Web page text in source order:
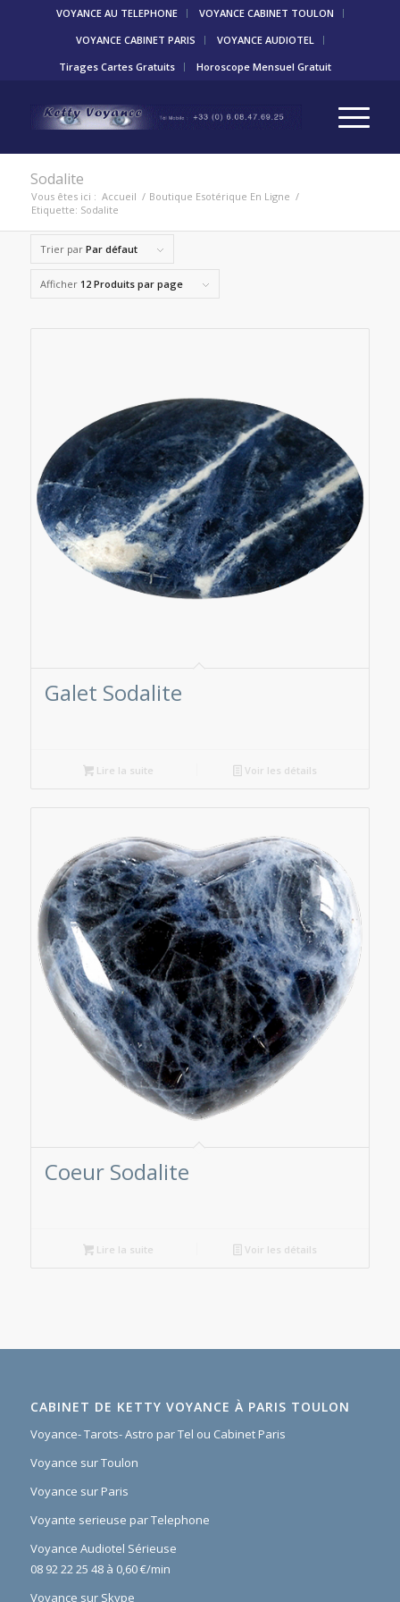
VOYANCE AU TELEPHONE
VOYANCE CABINET TOULON
VOYANCE CABINET PARIS
VOYANCE AUDIOTEL
Tirages Cartes Gratuits
Horoscope Mensuel Gratuit
Sodalite
Vous êtes ici : Accueil / Boutique Esotérique En Ligne /
Etiquette: Sodalite
Trier par Par défaut
Afficher 12 Produits par page
Galet Sodalite
Lire la suite Voir les détails
Coeur Sodalite
Lire la suite Voir les détails
CABINET DE KETTY VOYANCE À PARIS TOULON
Voyance- Tarots- Astro par Tel ou Cabinet Paris
Voyance sur Toulon
Voyance sur Paris
Voyante serieuse par Telephone
Voyance Audiotel Sérieuse
08 92 22 25 48 à 0,60 €/min
Voyance sur Skype